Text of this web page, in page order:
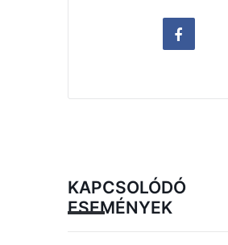
KAPCSOLÓDÓ
ESEMÉNYEK